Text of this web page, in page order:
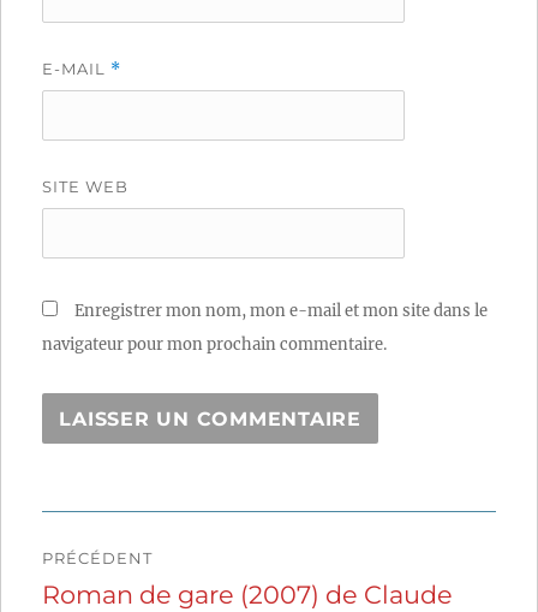
E-MAIL *
SITE WEB
Enregistrer mon nom, mon e-mail et mon site dans le
navigateur pour mon prochain commentaire.
de
PRÉCÉDENT
Publication
Roman de gare (2007) de Claude